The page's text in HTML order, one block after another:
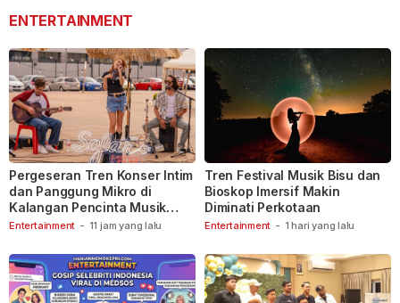
ENTERTAINMENT
Entertainment - 11 jam yang lalu
Pergeseran Tren Konser Intim
dan Panggung Mikro di
Kalangan Pencinta Musik
Indonesia
Entertainment - 1 hari yang lalu
Tren Festival Musik Bisu dan
Bioskop Imersif Makin
Diminati Perkotaan